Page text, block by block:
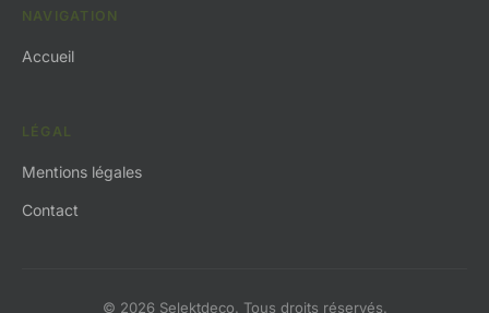
NAVIGATION
Accueil
LÉGAL
Mentions légales
Contact
© 2026 Selektdeco. Tous droits réservés.